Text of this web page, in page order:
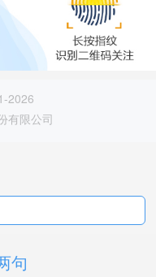
2026
有限公司
句